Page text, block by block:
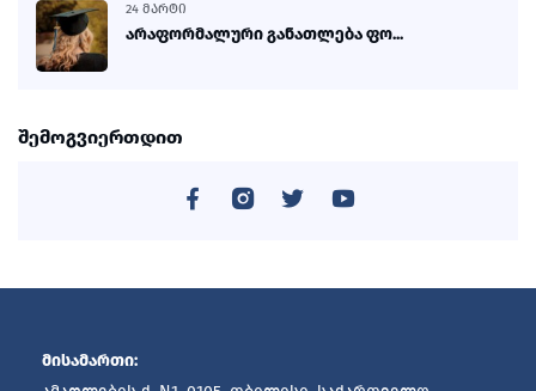
24 ᲛᲐᲠᲢᲘ
არაფორმალური განათლება ფო...
შემოგვიერთდით
მისამართი: